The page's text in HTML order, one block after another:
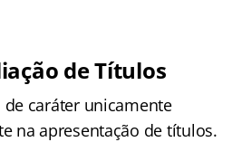
de Títulos
caráter unicamente
na apresentação de títulos.